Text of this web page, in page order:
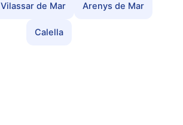
Vilassar de Mar Arenys de Mar
Calella